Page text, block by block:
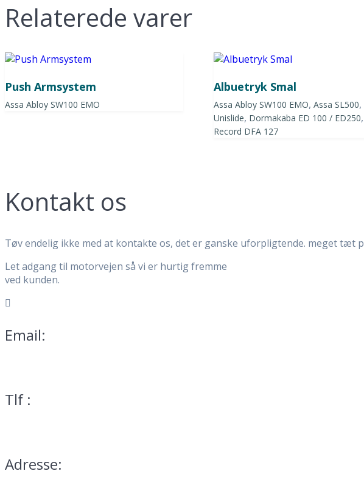
Relaterede varer
Push Armsystem
Assa Abloy SW100 EMO
Albuetryk Smal
Assa Abloy SW100 EMO,Assa SL500,
Unislide, Dormakaba ED 100 / ED250,
Record DFA 127
Kontakt os
Tøv endelig ikke med at kontakte os, det er ganske uforpligtende. meget tæt
Let adgang til motorvejen så vi er hurtig fremme
ved kunden.
Email:
Tlf :
Adresse: